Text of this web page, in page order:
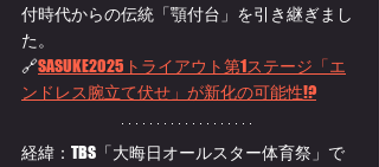
付時代からの伝統「顎付台」を引き継ぎまし
た。
🔗SASUKE2025トライアウト第1ステージ「エ
ンドレス腕立て伏せ」が新化の可能性!?
経緯：TBS「大晦日オールスター体育祭」で